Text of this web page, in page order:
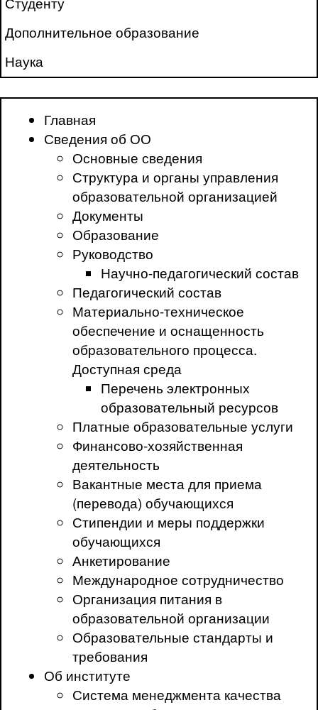
Дополнительное образование
Наука
Главная
Сведения об ОО
Основные сведения
Структура и органы управления
образовательной организацией
Документы
Образование
Руководство
Научно-педагогический состав
Педагогический состав
Материально-техническое
обеспечение и оснащенность
образовательного процесса.
Доступная среда
Перечень электронных
образовательный ресурсов
Платные образовательные услуги
Финансово-хозяйственная
деятельность
Вакантные места для приема
(перевода) обучающихся
Стипендии и меры поддержки
обучающихся
Анкетирование
Международное сотрудничество
Организация питания в
образовательной организации
Образовательные стандарты и
требования
Об институте
Система менеджмента качества